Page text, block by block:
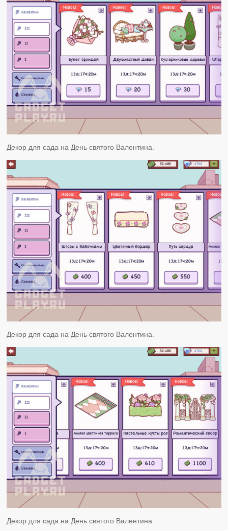
Декор для сада на День святого Валентина.
Декор для сада на День святого Валентина.
Декор для сада на День святого Валентина.